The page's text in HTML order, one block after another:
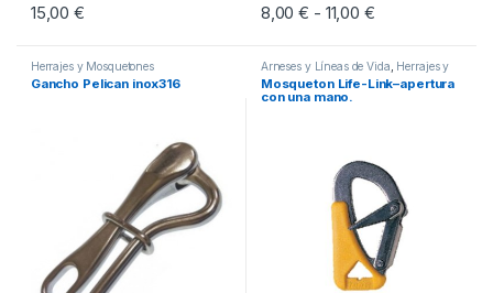
15,00€ 8,00€ - 11,00 €Rango de
Este producto tiene múltiples
Herrajes y Mosquetones
Gancho Pelican inox316
Arneses y Líneas de Vida Herrajes y
Mosquetones
Mosqueton Life-Link–apertura
con una mano.